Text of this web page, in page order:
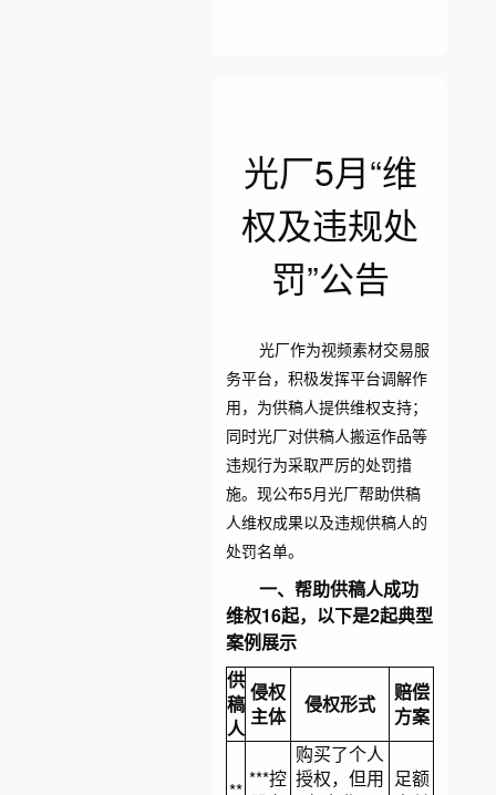
光厂5月“维
权及违规处
罚”公告
光厂作为视频素材交易服
务平台，积极发挥平台调解作
用，为供稿人提供维权支持；
同时光厂对供稿人搬运作品等
违规行为采取严厉的处罚措
施。现公布5月光厂帮助供稿
人维权成果以及违规供稿人的
处罚名单。
一、帮助供稿人成功
维权16起，以下是2起典型
案例展示
供
稿
人
侵权
主体
侵权形式
赔偿
方案
***控
购买了个人
授权，但用 足额